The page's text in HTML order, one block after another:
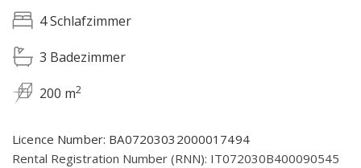
4 Schlafzimmer
3 Badezimmer
200 m2
Licence Number: BA07203032000017494
Rental Registration Number (RNN): IT072030B400090545